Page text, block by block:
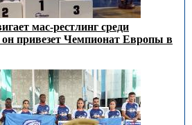
мас-рестлинг среди
он привезет Чемпионат Европы в